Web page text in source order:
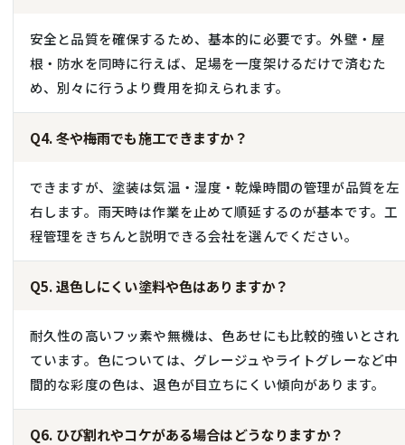
安全と品質を確保するため、基本的に必要です。外壁・屋
根・防水を同時に行えば、足場を一度架けるだけで済むた
め、別々に行うより費用を抑えられます。
Q4. 冬や梅雨でも施工できますか？
できますが、塗装は気温・湿度・乾燥時間の管理が品質を左
右します。雨天時は作業を止めて順延するのが基本です。工
程管理をきちんと説明できる会社を選んでください。
Q5. 退色しにくい塗料や色はありますか？
耐久性の高いフッ素や無機は、色あせにも比較的強いとされ
ています。色については、グレージュやライトグレーなど中
間的な彩度の色は、退色が目立ちにくい傾向があります。
Q6. ひび割れやコケがある場合はどうなりますか？